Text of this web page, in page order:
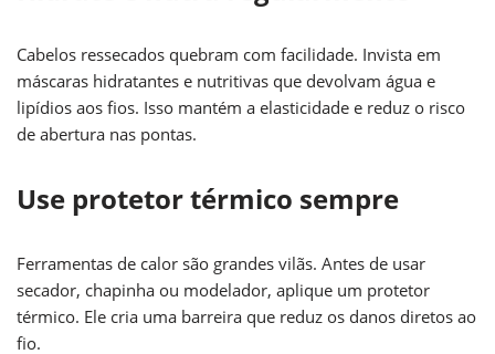
Cabelos ressecados quebram com facilidade. Invista em
máscaras hidratantes e nutritivas que devolvam água e
lipídios aos fios. Isso mantém a elasticidade e reduz o risco
de abertura nas pontas.
Use protetor térmico sempre
Ferramentas de calor são grandes vilãs. Antes de usar
secador, chapinha ou modelador, aplique um protetor
térmico. Ele cria uma barreira que reduz os danos diretos ao
fio.